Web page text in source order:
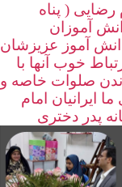
رضایی ( پناه
آموزان
آموز عزیزشان
خوب آنها با
صلوات خاصه و
ایرانیان امام
پدر دختری